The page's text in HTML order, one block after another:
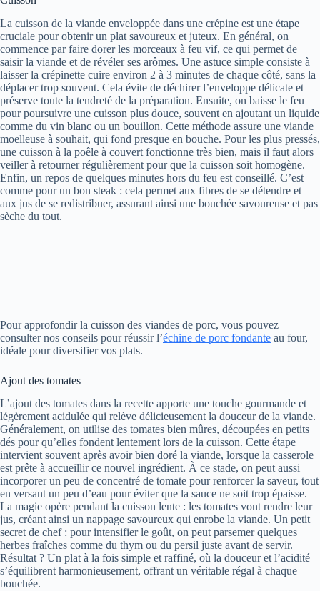
La cuisson de la viande enveloppée dans une crépine est une étape
cruciale pour obtenir un plat savoureux et juteux. En général, on
commence par faire dorer les morceaux à feu vif, ce qui permet de
saisir la viande et de révéler ses arômes. Une astuce simple consiste à
laisser la crépinette cuire environ 2 à 3 minutes de chaque côté, sans la
déplacer trop souvent. Cela évite de déchirer l’enveloppe délicate et
préserve toute la tendreté de la préparation. Ensuite, on baisse le feu
pour poursuivre une cuisson plus douce, souvent en ajoutant un liquide
comme du vin blanc ou un bouillon. Cette méthode assure une viande
moelleuse à souhait, qui fond presque en bouche. Pour les plus pressés,
une cuisson à la poêle à couvert fonctionne très bien, mais il faut alors
veiller à retourner régulièrement pour que la cuisson soit homogène.
Enfin, un repos de quelques minutes hors du feu est conseillé. C’est
comme pour un bon steak : cela permet aux fibres de se détendre et
aux jus de se redistribuer, assurant ainsi une bouchée savoureuse et pas
sèche du tout.
Pour approfondir la cuisson des viandes de porc, vous pouvez
consulter nos conseils pour réussir l’échine de porc fondante au four,
idéale pour diversifier vos plats.
Ajout des tomates
L’ajout des tomates dans la recette apporte une touche gourmande et
légèrement acidulée qui relève délicieusement la douceur de la viande.
Généralement, on utilise des tomates bien mûres, découpées en petits
dés pour qu’elles fondent lentement lors de la cuisson. Cette étape
intervient souvent après avoir bien doré la viande, lorsque la casserole
est prête à accueillir ce nouvel ingrédient. À ce stade, on peut aussi
incorporer un peu de concentré de tomate pour renforcer la saveur, tout
en versant un peu d’eau pour éviter que la sauce ne soit trop épaisse.
La magie opère pendant la cuisson lente : les tomates vont rendre leur
jus, créant ainsi un nappage savoureux qui enrobe la viande. Un petit
secret de chef : pour intensifier le goût, on peut parsemer quelques
herbes fraîches comme du thym ou du persil juste avant de servir.
Résultat ? Un plat à la fois simple et raffiné, où la douceur et l’acidité
s’équilibrent harmonieusement, offrant un véritable régal à chaque
bouchée.